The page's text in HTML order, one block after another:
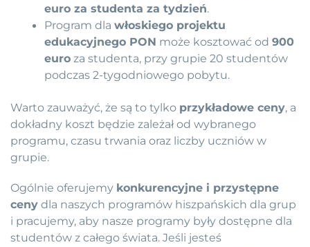
euro za studenta za tydzień.
Program dlawłoskiego projektu
edukacyjnego PON może kosztować od900
euro za studenta, przy grupie 20 studentów
podczas 2-tygodniowego pobytu.
Warto zauważyć, że są to tylko przykładowe ceny, a
dokładny koszt będzie zależał od wybranego
programu, czasu trwania oraz liczby uczniów w
grupie.
Ogólnie oferujemy konkurencyjne i przystępne
ceny dla naszych programów hiszpańskich dla grup
i pracujemy, aby nasze programy były dostępne dla
studentów z całego świata. Jeśli jesteś